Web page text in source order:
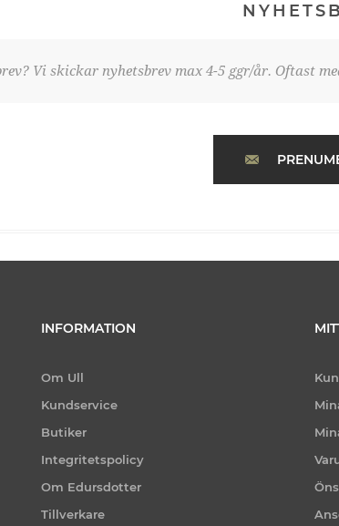
Vi skickar nyhetsbrev max 4-5 ggr/år. Oftast
INFORMATION
Om Ull
Kundservice
Butiker
Integritetspolicy
Om Edursdotter
Tillverkare